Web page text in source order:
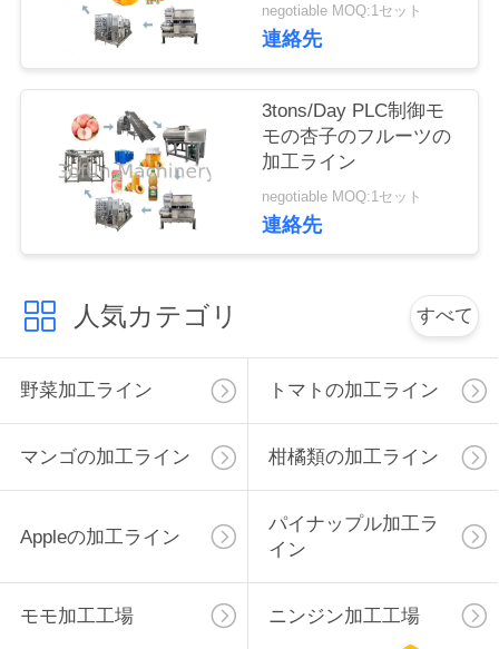
管
達
に
連
絡
し
な
negotiable MOQ:1セット
連絡先
3tons/Day PLC制御モ
モの杏子のフルーツの
加工ライン
negotiable MOQ:1セット
連絡先
人気カテゴリ すべて
野菜加工ライン トマトの加工ライン
マンゴの加工ライン 柑橘類の加工ライン
Appleの加工ライン
パイナップル加工ラ
イン
モモ加工工場 ニンジン加工工場